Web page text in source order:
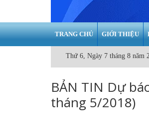
TRANG CHỦ GIỚI THIỆU
Thứ 6, Ngày 7 tháng 8 năm
BẢN TIN Dự
tháng 5/2018)